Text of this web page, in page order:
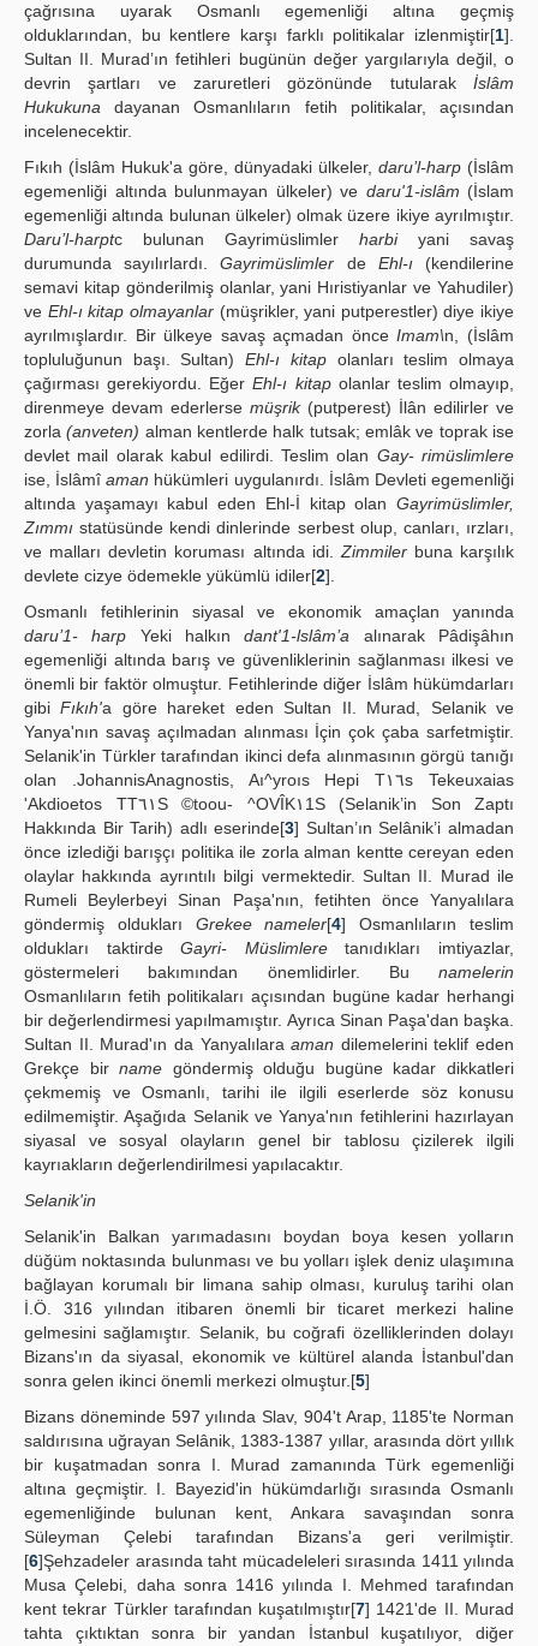
çağrısına uyarak Osmanlı egemenliği altına geçmiş
olduklarından, bu kentlere karşı farklı politikalar izlenmiştir[1].
Sultan II. Murad’ın fetihleri bugünün değer yargılarıyla değil, o
devrin şartları ve zaruretleri gözönünde tutularak İslâm
Hukukuna dayanan Osmanlıların fetih politikalar, açısından
incelenecektir.
Fıkıh (İslâm Hukuk'a göre, dünyadaki ülkeler, daru’l-harp (İslâm
egemenliği altında bulunmayan ülkeler) ve daru'1-islâm (İslam
egemenliği altında bulunan ülkeler) olmak üzere ikiye ayrılmıştır.
Daru’l-harptc bulunan Gayrimüslimler harbiyani savaş
durumunda sayılırlardı.Gayrimüslimler de Ehl-ı(kendilerine
semavi kitap gönderilmiş olanlar, yani Hıristiyanlar ve Yahudiler)
ve Ehl-ı kitap olmayanlar(müşrikler, yani putperestler) diye ikiye
ayrılmışlardır. Bir ülkeye savaş açmadan önceImam\n, (İslâm
topluluğunun başı. Sultan)Ehl-ı kitap olanları teslim olmaya
çağırması gerekiyordu. EğerEhl-ı kitap olanlar teslim olmayıp,
direnmeye devam ederlerse müşrik (putperest) İlân edilirler ve
zorla(anveten) alman kentlerde halk tutsak; emlâk ve toprak ise
devlet mail olarak kabul edilirdi. Teslim olan Gay- rimüslimlere
ise, İslâmîaman hükümleri uygulanırdı. İslâm Devleti egemenliği
altında yaşamayı kabul eden Ehl-İ kitap olan Gayrimüslimler,
Zımmıstatüsünde kendi dinlerinde serbest olup, canları, ırzları,
ve malları devletin koruması altında idi. Zimmilerbuna karşılık
devlete cizye ödemekle yükümlü idiler[2].
Osmanlı fetihlerinin siyasal ve ekonomik amaçlan yanında
daru’1- harp Yeki halkındant'1-lslâm’a alınarak Pâdişâhın
egemenliği altında barış ve güvenliklerinin sağlanması ilkesi ve
önemli bir faktör olmuştur. Fetihlerinde diğer İslâm hükümdarları
gibiFıkıh'a göre hareket eden Sultan II. Murad, Selanik ve
Yanya'nın savaş açılmadan alınması İçin çok çaba sarfetmiştir.
Selanik'in Türkler tarafından ikinci defa alınmasının görgü tanığı
olan .JohannisAnagnostis, Aı^yroıs Hepi T١٦s Tekeuxaias
'Akdioetos TT٦١S ©toou- ^OVÎK١1S (Selanik’in Son Zaptı
Hakkında Bir Tarih) adlı eserinde[3] Sultan’ın Selânik’i almadan
önce izlediği barışçı politika ile zorla alman kentte cereyan eden
olaylar hakkında ayrıntılı bilgi vermektedir. Sultan II. Murad ile
Rumeli Beylerbeyi Sinan Paşa'nın, fetihten önce Yanyalılara
göndermiş oldukları Grekee nameler[4] Osmanlıların teslim
oldukları taktirdeGayri- Müslimleretanıdıkları imtiyazlar,
göstermeleri bakımından önemlidirler. Bu namelerin
Osmanlıların fetih politikaları açısından bugüne kadar herhangi
bir değerlendirmesi yapılmamıştır. Ayrıca Sinan Paşa'dan başka.
Sultan II. Murad'ın da Yanyalılaraaman dilemelerini teklif eden
Grekçe birname göndermiş olduğu bugüne kadar dikkatleri
çekmemiş ve Osmanlı, tarihi ile ilgili eserlerde söz konusu
edilmemiştir. Aşağıda Selanik ve Yanya'nın fetihlerini hazırlayan
siyasal ve sosyal olayların genel bir tablosu çizilerek ilgili
kayrıakların değerlendirilmesi yapılacaktır.
Selanik'in
Selanik'in Balkan yarımadasını boydan boya kesen yolların
düğüm noktasında bulunması ve bu yolları işlek deniz ulaşımına
bağlayan korumalı bir limana sahip olması, kuruluş tarihi olan
İ.Ö. 316 yılından itibaren önemli bir ticaret merkezi haline
gelmesini sağlamıştır. Selanik, bu coğrafi özelliklerinden dolayı
Bizans'ın da siyasal, ekonomik ve kültürel alanda İstanbul'dan
sonra gelen ikinci önemli merkezi olmuştur.[5]
Bizans döneminde 597 yılında Slav, 904't Arap, 1185'te Norman
saldırısına uğrayan Selânik, 1383-1387 yıllar, arasında dört yıllık
bir kuşatmadan sonra I. Murad zamanında Türk egemenliği
altına geçmiştir. I. Bayezid'in hükümdarlığı sırasında Osmanlı
egemenliğinde bulunan kent, Ankara savaşından sonra
Süleyman Çelebi tarafından Bizans'a geri verilmiştir.
[6]Şehzadeler arasında taht mücadeleleri sırasında 1411 yılında
Musa Çelebi, daha sonra 1416 yılında I. Mehmed tarafından
kent tekrar Türkler tarafından kuşatılmıştır[7] 1421'de II. Murad
tahta çıktıktan sonra bir yandan İstanbul kuşatılıyor, diğer